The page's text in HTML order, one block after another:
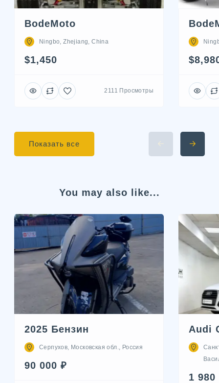
BodeMoto
Ningbo, Zhejiang, China
$1,450
2111 Просмотры
Показать все
You may also like...
2025 Бензин
Серпухов, Московская обл., Россия
90 000 ₽
Audi
1 980